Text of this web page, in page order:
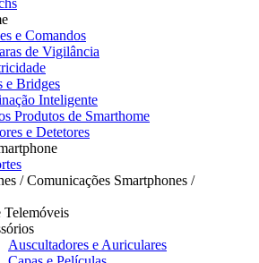
e Comandos
de Vigilância
e Bridges
Inteligente
Produtos de Smarthome
e Detetores
Smartphones /
Telemóveis
Auscultadores e Auriculares